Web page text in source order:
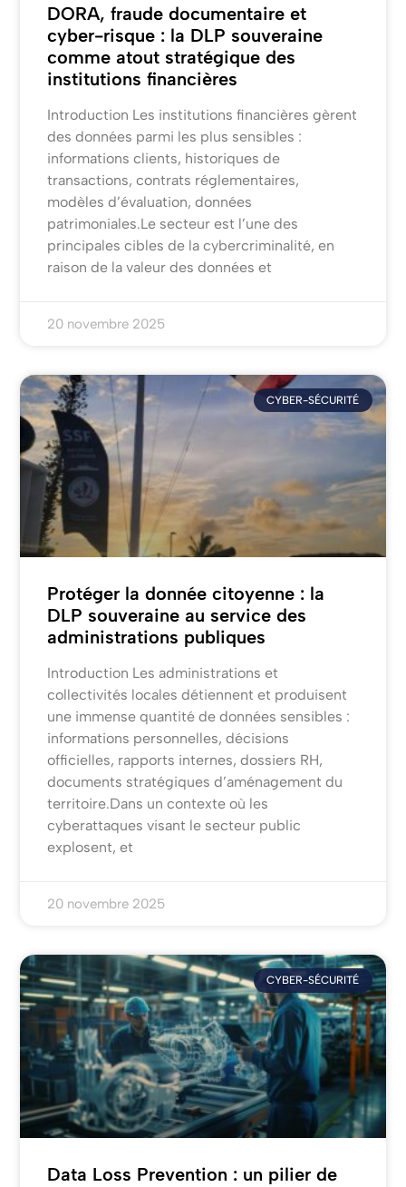
DORA, fraude documentaire et
cyber-risque : la DLP souveraine
comme atout stratégique des
institutions financières
Introduction Les institutions financières gèrent
des données parmi les plus sensibles :
informations clients, historiques de
transactions, contrats réglementaires,
modèles d’évaluation, données
patrimoniales.Le secteur est l’une des
principales cibles de la cybercriminalité, en
raison de la valeur des données et
20 novembre 2025
CYBER-SÉCURITÉ
Protéger la donnée citoyenne : la
DLP souveraine au service des
administrations publiques
Introduction Les administrations et
collectivités locales détiennent et produisent
une immense quantité de données sensibles :
informations personnelles, décisions
officielles, rapports internes, dossiers RH,
documents stratégiques d’aménagement du
territoire.Dans un contexte où les
cyberattaques visant le secteur public
explosent, et
20 novembre 2025
CYBER-SÉCURITÉ
Data Loss Prevention : un pilier de